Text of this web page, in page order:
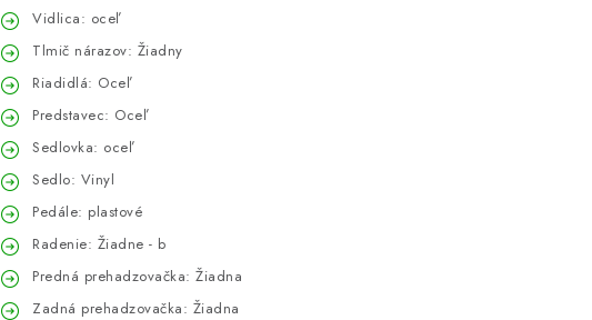
Vidlica: oceľ
Tlmič nárazov: Žiadny
Riadidlá: Oceľ
Predstavec: Oceľ
Sedlovka: oceľ
Sedlo: Vinyl
Pedále: plastové
Radenie: Žiadne - b
Predná prehadzovačka: Žiadna
Zadná prehadzovačka: Žiadna